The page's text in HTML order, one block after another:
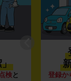
」
検と
登録か